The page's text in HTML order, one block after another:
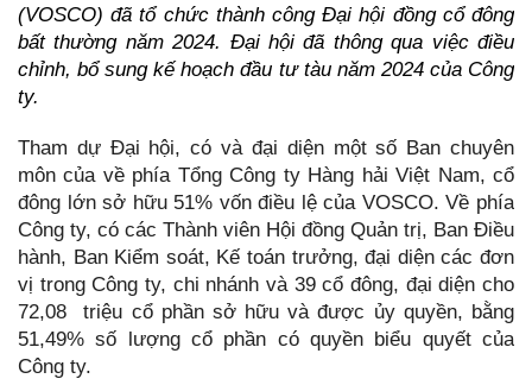
(VOSCO) đã tổ chức thành công Đại hội đồng cổ đông
bất thường năm 2024. Đại hội đã thông qua việc điều
chỉnh, bổ sung kế hoạch đầu tư tàu năm 2024 của Công
ty.
Tham dự Đại hội, có và đại diện một số Ban chuyên
môn của về phía Tổng Công ty Hàng hải Việt Nam, cổ
đông lớn sở hữu 51% vốn điều lệ của VOSCO. Về phía
Công ty, có các Thành viên Hội đồng Quản trị, Ban Điều
hành, Ban Kiểm soát, Kế toán trưởng, đại diện các đơn
vị trong Công ty, chi nhánh và 39 cổ đông, đại diện cho
72,08 triệu cổ phần sở hữu và được ủy quyền, bằng
51,49% số lượng cổ phần có quyền biểu quyết của
Công ty.